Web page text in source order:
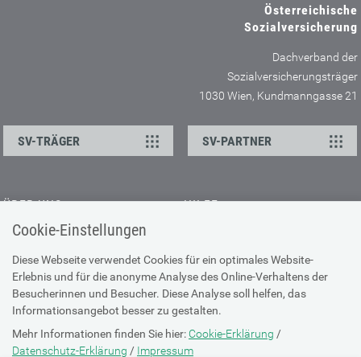
Cookie-Einstellungen
Diese Webseite verwendet Cookies für ein optimales Website-
Erlebnis und für die anonyme Analyse des Online-Verhaltens der
Besucherinnen und Besucher. Diese Analyse soll helfen, das
Informationsangebot besser zu gestalten.
Mehr Informationen finden Sie hier: Cookie-Erklärung /
Datenschutz-Erklärung / Impressum
Österreichische
Sozialversicherung
Dachverband der
Sozialversicherungsträger
1030 Wien, Kundmanngasse 21
SV-TRÄGER SV-PARTNER
ÜBER UNS
Kontakt
Offene Stellen
Presse
HILFE
Browser-Info & Sicherheit
Hilfe zur Suche
Technische Unterstützung
DATENSCHUTZ